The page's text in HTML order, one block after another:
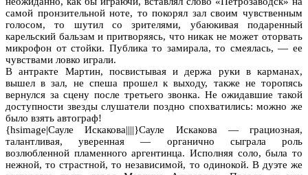
самой пронзительной ноте, то покорял зал своим чувственным
голосом, то шутил со зрителями, убаюкивая подаренный
карельский бальзам и притворяясь, что никак не может оторвать
микрофон от стойки. Публика то замирала, то смеялась, — ее
чувствами ловко играли.
В антракте Мартин, посвистывая и держа руки в карманах,
вышел в зал, не спеша прошел к выходу, также не торопясь
вернулся за сцену после третьего звонка. Не ожидавшие такой
доступности звезды слушатели поздно спохватились: можно же
было взять автограф!
{hsimage|Сауле Искакова||||}Сауле Искакова — грациозная,
талантливая, уверенная — органично сыграла роль
возлюбленной пламенного аргентинца. Исполняя соло, была то
нежной, то страстной, то независимой, то одинокой. В дуэте же